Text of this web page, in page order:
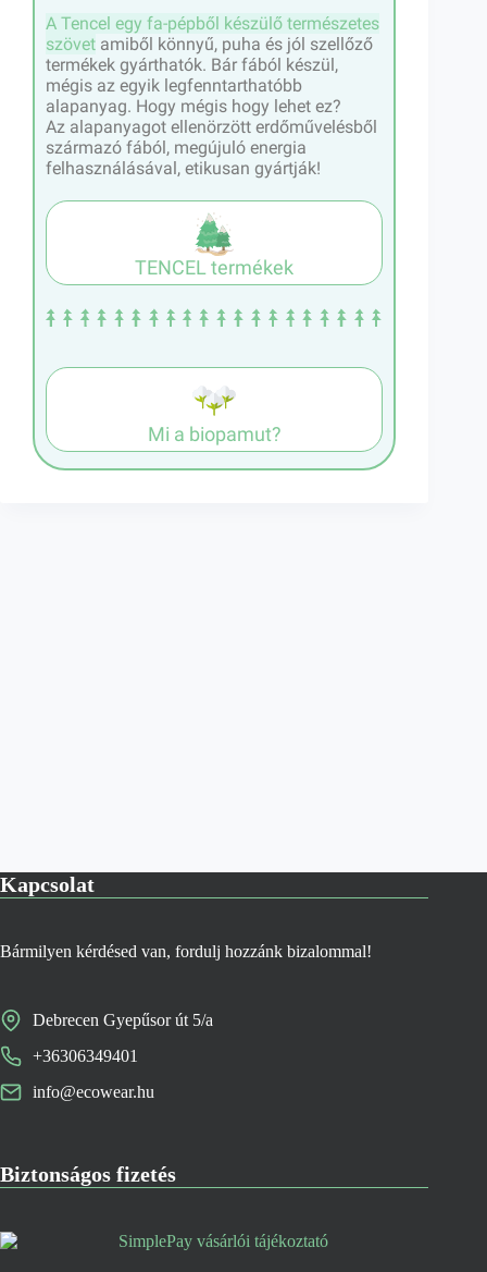
A Tencel egy fa-pépből készülő természetes
szövet amiből könnyű, puha és jól szellőző
termékek gyárthatók. Bár fából készül,
mégis az egyik legfenntarthatóbb
alapanyag. Hogy mégis hogy lehet ez?
Az alapanyagot ellenörzött erdőművelésből
származó fából, megújuló energia
felhasználásával, etikusan gyártják!
TENCEL termékek
Mi a biopamut?
Kapcsolat
Bármilyen kérdésed van, fordulj hozzánk bizalommal!
Debrecen Gyepűsor út 5/a
+36306349401
info@ecowear.hu
Biztonságos fizetés